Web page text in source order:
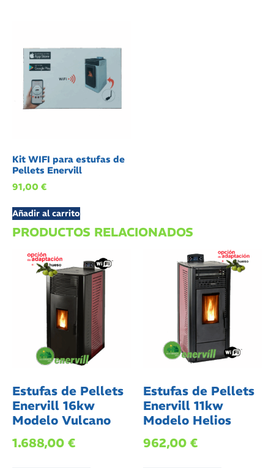
Kit WIFI para estufas de
Pellets Enervill
91,00 €
Añadir al carrito
PRODUCTOS RELACIONADOS
Estufas de Pellets
Enervill 16kw
Modelo Vulcano
1.688,00 €
Estufas de Pellets
Enervill 11kw
Modelo Helios
962,00 €